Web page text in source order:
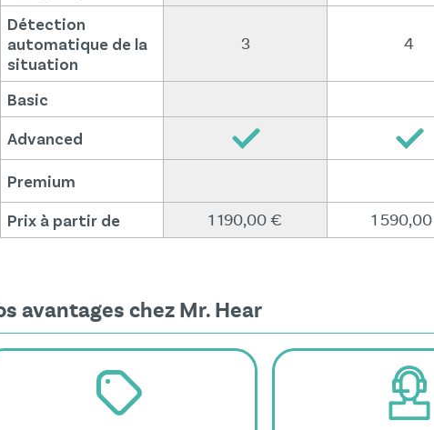
Détection
automatique de la
situation
3 4
Basic
Advanced
Premium
Prix à partir de
1 190,00 € 1
avantages chez Mr. Hear